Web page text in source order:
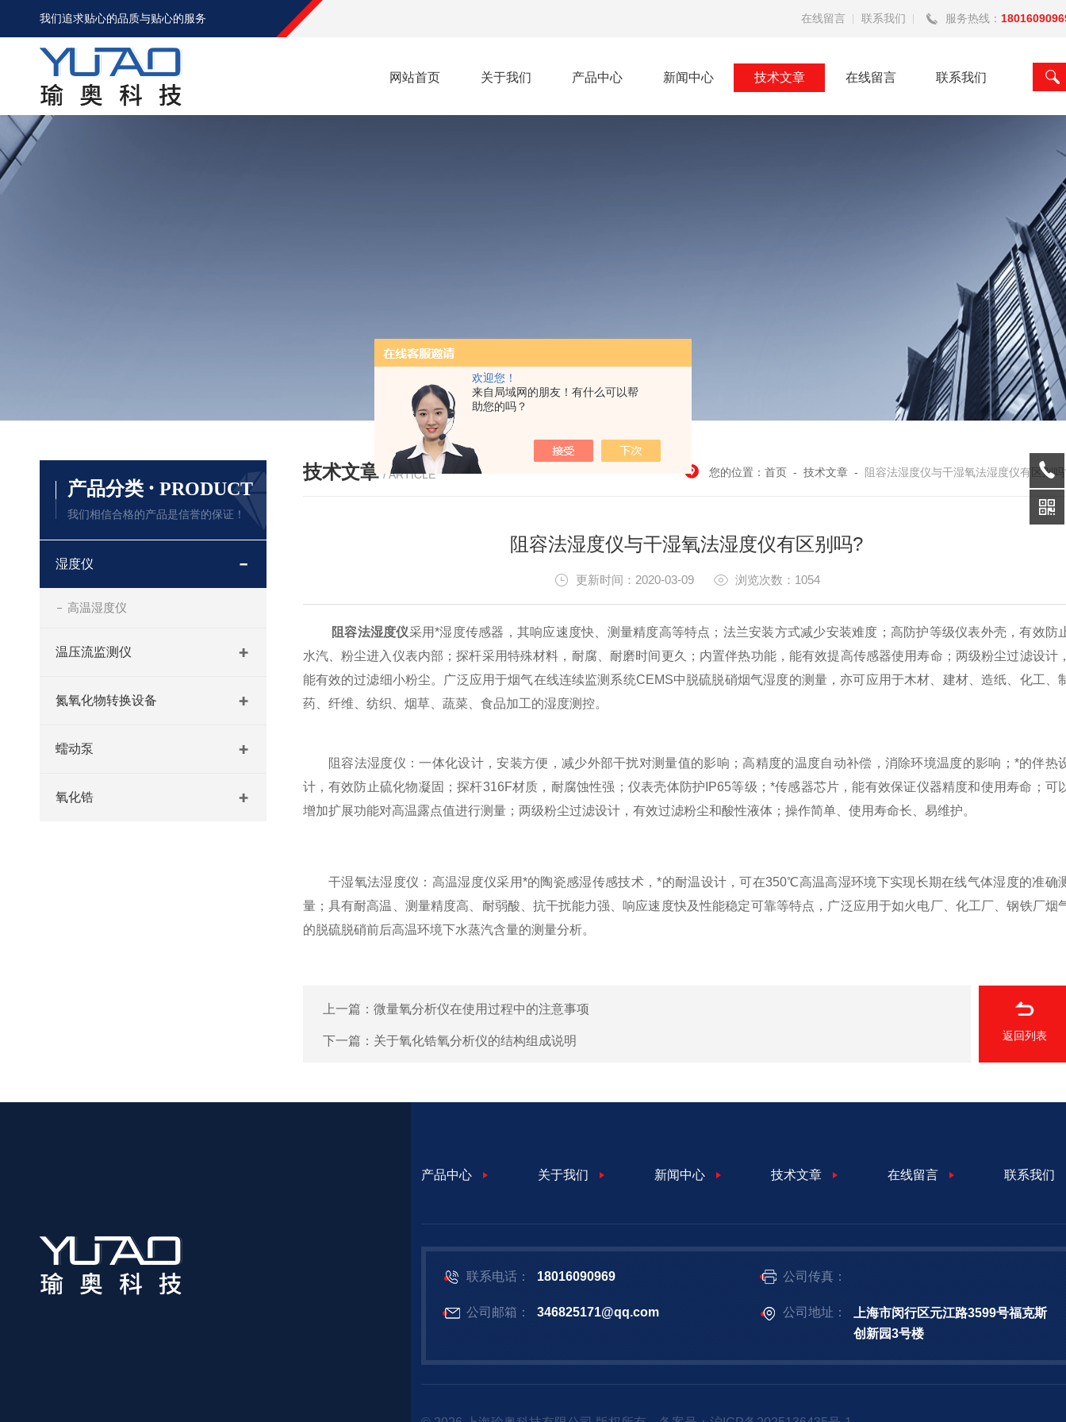
欢迎您！
来自局域网的朋友！有什么可以帮
助您的吗？
我们追求贴心的品质与贴心的服务 服务热线：
在线留言 联系我们
网站首页 关于我们 产品中心 新闻中心 技术文章 在线留言 联系我们
产品分类 · PRODUCT
我们相信合格的产品是信誉的保证！
湿度仪
高温湿度仪
温压流监测仪
氮氧化物转换设备
蠕动泵
氧化锆
技术文章 / ARTICLE 您的位置： 首页 - 技术文章 - 阻容法湿度仪与干湿氧法湿度仪有区别
阻容法湿度仪与干湿氧法湿度仪有区别吗?
更新时间：2020-03-09 浏览次数：1054
阻容法湿度仪采用*湿度传感器，其响应速度快、测量精度高等特点；法兰安装方式减少安装难度；高防护等级仪表外壳，有效防
水汽、粉尘进入仪表内部；探杆采用特殊材料，耐腐、耐磨时间更久；内置伴热功能，能有效提高传感器使用寿命；两级粉尘过滤设计
能有效的过滤细小粉尘。广泛应用于烟气在线连续监测系统CEMS中脱硫脱硝烟气湿度的测量，亦可应用于木材、建材、造纸、化工、
药、纤维、纺织、烟草、蔬菜、食品加工的湿度测控。
阻容法湿度仪：一体化设计，安装方便，减少外部干扰对测量值的影响；高精度的温度自动补偿，消除环境温度的影响；*的伴热
计，有效防止硫化物凝固；探杆316F材质，耐腐蚀性强；仪表壳体防护IP65等级；*传感器芯片，能有效保证仪器精度和使用寿命；可
增加扩展功能对高温露点值进行测量；两级粉尘过滤设计，有效过滤粉尘和酸性液体；操作简单、使用寿命长、易维护。
干湿氧法湿度仪：高温湿度仪采用*的陶瓷感湿传感技术，*的耐温设计，可在350℃高温高湿环境下实现长期在线气体湿度的准确
量；具有耐高温、测量精度高、耐弱酸、抗干扰能力强、响应速度快及性能稳定可靠等特点，广泛应用于如火电厂、化工厂、钢铁厂烟
的脱硫脱硝前后高温环境下水蒸汽含量的测量分析。
上一篇： 微量氧分析仪在使用过程中的注意事项
下一篇： 关于氧化锆氧分析仪的结构组成说明 返回列表
产品中心 关于我们 新闻中心 技术文章 在线留言 联系我们
联系电话： 18016090969 公司传真：
公司邮箱： 346825171@qq.com 公司地址：
上海市闵行区元江路3599号福克斯
创新园3号楼